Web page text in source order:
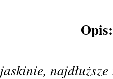
jaskinie,